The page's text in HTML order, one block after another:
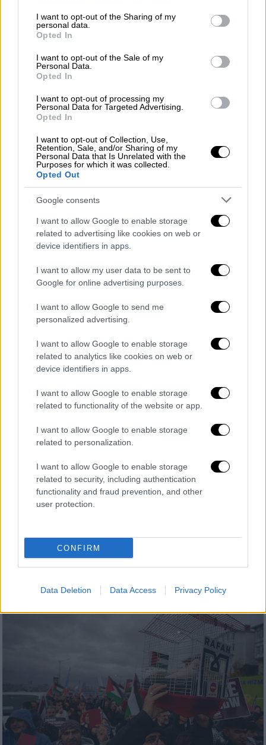
not limited to your visit or usage behaviour. You may click to
grant or deny consent to Google and its third-party tags to
use your data for below specified purposes in below Google
consent section.
I want to opt-out of the Sharing of my
personal data.
Opted In
I want to opt-out of the Sale of my
Personal Data.
Opted In
I want to opt-out of processing my
Personal Data for Targeted Advertising.
Opted In
I want to opt-out of Collection, Use,
Retention, Sale, and/or Sharing of my
Personal Data that Is Unrelated with the
Purposes for which it was collected.
Opted Out
Google consents
I want to allow Google to enable storage
related to advertising like cookies on web or
device identifiers in apps.
I want to allow my user data to be sent to
Google for online advertising purposes.
I want to allow Google to send me
personalized advertising.
I want to allow Google to enable storage
related to analytics like cookies on web or
device identifiers in apps.
I want to allow Google to enable storage
related to functionality of the website or app.
I want to allow Google to enable storage
related to personalization.
I want to allow Google to enable storage
related to security, including authentication
functionality and fraud prevention, and other
user protection.
CONFIRM
Data Deletion Data Access Privacy Policy
Κόσμος|21.06.2025 11:00
Είναι το παρόν που συνεχίζει να
συμβαίνει και να οξύνεται»
Το ethnos.gr συνομίλησε με τη
διδακτόρισσα Πολιτικής Επιστήμης και
Διεθνών Σχέσεων, Ζακία Άκρα, για την
ιστορική συνέχεια του παλαιστινιακού
τραύματος, τον (απονομιμοποιημένο) ρόλο
της Παλαιστινιακής Αρχής, τη στρατηγική
των εποίκων στη Δυτική Όχθη, αλλά και την
αραβική «αμηχανία»
Πολιτική|22.05.2025 22:28
στη Βουλή
Επιστολές και στα κόμματα της